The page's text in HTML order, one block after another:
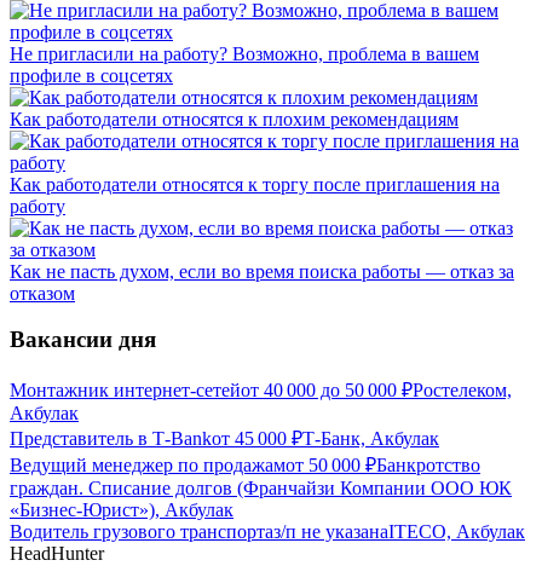
Не пригласили на работу? Возможно, проблема в вашем
профиле в соцсетях
Как работодатели относятся к плохим рекомендациям
Как работодатели относятся к торгу после приглашения на
работу
Как не пасть духом, если во время поиска работы — отказ за
отказом
Вакансии дня
Монтажник интернет-сетейот 40 000 до 50 000 ₽Ростелеком,
Акбулак
Представитель в Т-Bankот 45 000 ₽Т-Банк, Акбулак
Ведущий менеджер по продажамот 50 000 ₽Банкротство
граждан. Списание долгов (Франчайзи Компании ООО ЮК
«Бизнес-Юрист»), Акбулак
Водитель грузового транспортаз/п не указанаITECO, Акбулак
HeadHunter